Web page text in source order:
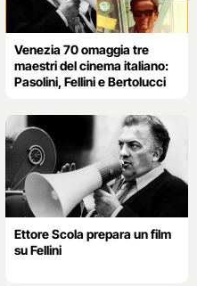
Venezia 70 omaggia tre
maestri del cinema italiano:
Pasolini, Fellini e Bertolucci
Ettore Scola prepara un film
su Fellini